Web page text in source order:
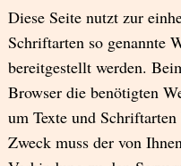
Diese Seite nutzt zur
Schriftarten so genannte
bereitgestellt werden.
Browser die benötigten
um Texte und
Zweck muss der von